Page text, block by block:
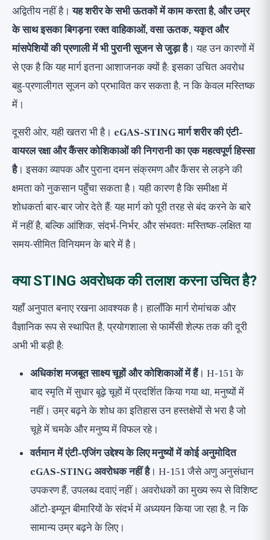
अद्वितीय नहीं है।यह शरीर के सभी ऊतकों में काम करता है, और उम्र
के साथ इसका बिगड़ना रक्त वाहिकाओं, वसा ऊतक, यकृत और
मांसपेशियों की प्रणाली में भी पुरानी सूजन से जुड़ा है। यह उन कारणों में
से एक है कि यह मार्ग इतना आशाजनक क्यों है: इसका उचित अवरोध
बहु-प्रणालीगत सूजन को प्रभावित कर सकता है, न कि केवल मस्तिष्क
में।
दूसरी ओर, यही खतरा भी है। cGAS-STING मार्ग शरीर की एंटी-
वायरल रक्षा और कैंसर कोशिकाओं की निगरानी का एक महत्वपूर्ण हिस्सा
है। इसका व्यापक और पुराना दमन संक्रमण और कैंसर से लड़ने की
क्षमता को नुकसान पहुँचा सकता है। यही कारण है कि समीक्षा में
शोधकर्ता बार-बार जोर देते हैं: यह मार्ग को पूरी तरह से बंद करने के बारे
में नहीं है, बल्कि आंशिक, संदर्भ-निर्भर, और संभवतः मस्तिष्क-लक्षित या
समय-सीमित विनियमन के बारे में है।
क्या STING अवरोधक की तलाश करना उचित है?
यहाँ अनुपात बनाए रखना आवश्यक है। हालाँकि मार्ग रोमांचक और
वैज्ञानिक रूप से स्थापित है, प्रयोगशाला से फार्मेसी शेल्फ तक की दूरी
अभी भी बड़ी है:
अधिकांश मजबूत साक्ष्य चूहों और कोशिकाओं में हैं। H-151 के
बाद स्मृति में सुधार बूढ़े चूहों में प्रदर्शित किया गया था, मनुष्यों में
नहीं। उम्र बढ़ने के शोध का इतिहास उन हस्तक्षेपों से भरा है जो
चूहे में चमके और मनुष्य में विफल रहे।
वर्तमान में एंटी-एजिंग उद्देश्य के लिए मनुष्यों में कोई अनुमोदित
cGAS-STING अवरोधक नहीं है। H-151 जैसे अणु अनुसंधान
उपकरण हैं, उपलब्ध दवाएं नहीं। अवरोधकों का मुख्य रूप से विशिष्ट
ऑटो-इम्यून बीमारियों के संदर्भ में अध्ययन किया जा रहा है, न कि
सामान्य उम्र बढ़ने के लिए।